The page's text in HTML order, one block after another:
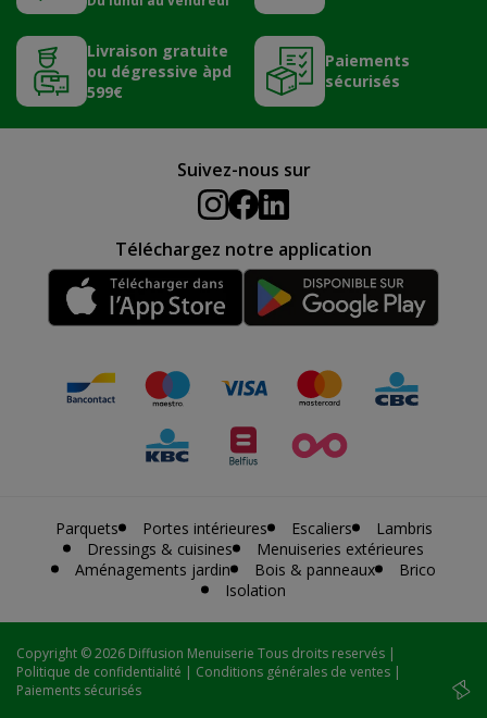
Livraison gratuite
ou dégressive àpd
599€
Paiements
sécurisés
Suivez-nous sur
Téléchargez notre application
Parquets Portes intérieures Escaliers
Lambris
Dressings & cuisines
Menuiseries extérieures
Aménagements jardin
Bois & panneaux
Brico
Isolation
Copyright © 2026 Diffusion Menuiserie Tous droits reservés |
Politique de confidentialité | Conditions générales de ventes |
Paiements sécurisés